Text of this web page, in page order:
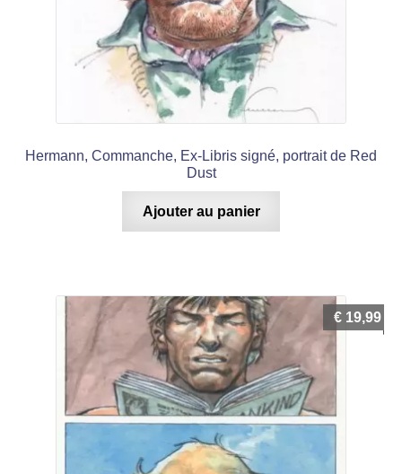
Hermann, Commanche, Ex-Libris signé, portrait de Red
Dust
Ajouter au panier
€ 19,99